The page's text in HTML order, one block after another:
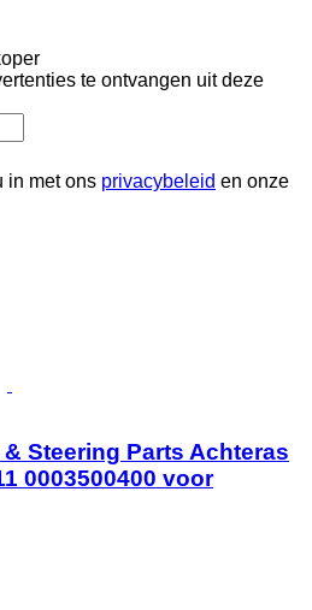
te ontvangen uit deze
in met ons privacybeleid en onze
Steering Parts Achteras
0003500400 voor